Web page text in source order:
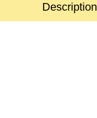
Description